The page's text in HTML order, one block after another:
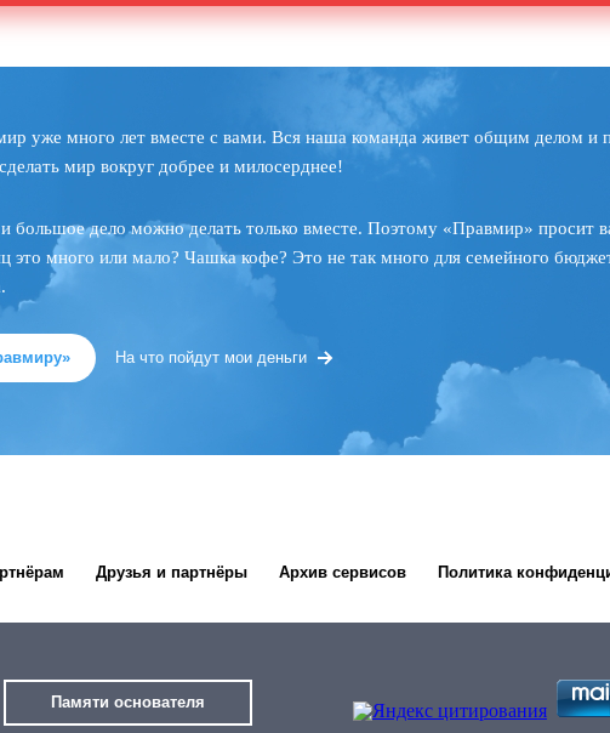
уже много лет вместе с вами. Вся наша команда живет общим делом и
мир вокруг добрее и милосерднее!
большое дело можно делать только вместе. Поэтому «Правмир» просит
это много или мало? Чашка кофе? Это не так много для семейного
На что пойдут мои деньги
Друзья и партнёры Архив сервисов Политика
Памяти основателя